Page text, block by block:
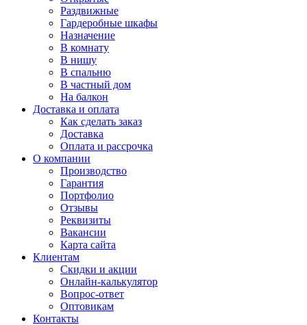
Раздвижные
Гардеробные шкафы
Назначение
В комнату
В нишу
В спальню
В частный дом
На балкон
Доставка и оплата
Как сделать заказ
Доставка
Оплата и рассрочка
О компании
Производство
Гарантия
Портфолио
Отзывы
Реквизиты
Вакансии
Карта сайта
Клиентам
Скидки и акции
Онлайн-калькулятор
Вопрос-ответ
Оптовикам
Контакты